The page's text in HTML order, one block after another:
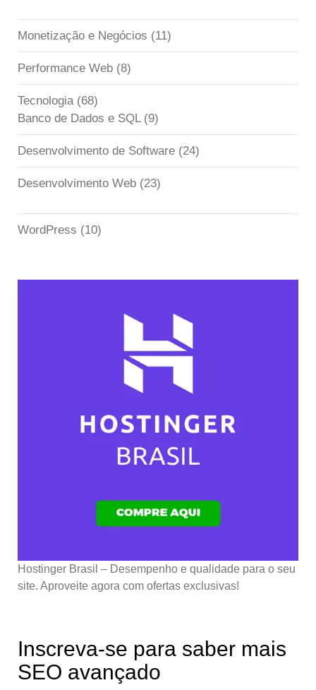
Monetização e Negócios (11)
Performance Web (8)
Tecnologia(68)
Banco de Dados e SQL(9)
Desenvolvimento de Software (24)
Desenvolvimento Web (23)
WordPress (10)
Hostinger Brasil – Desempenho e qualidade para o seu
site. Aproveite agora com ofertas exclusivas!
Inscreva-se para saber mais
SEO avançado